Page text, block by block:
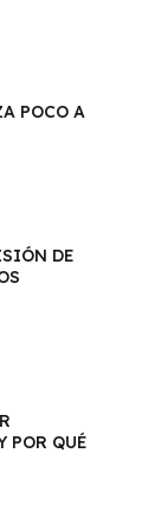
POCO A
DE
POR QUÉ